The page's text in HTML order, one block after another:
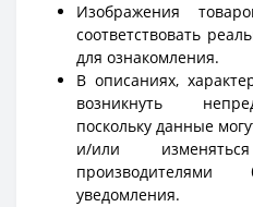
Изображения
соответствовать
для ознакомления.
В описаниях,
возникнуть
поскольку данные
и/или
производителями
уведомления.